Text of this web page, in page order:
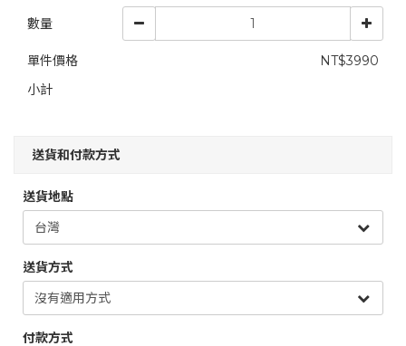
數量
單件價格
NT$3990
小計
送貨和付款方式
送貨地點
送貨方式
付款方式